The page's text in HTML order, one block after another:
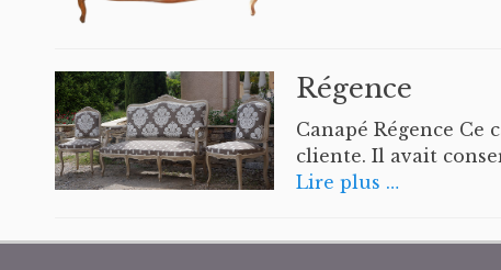
Régence
Canapé Régence
cliente. Il avait
Lire plus …